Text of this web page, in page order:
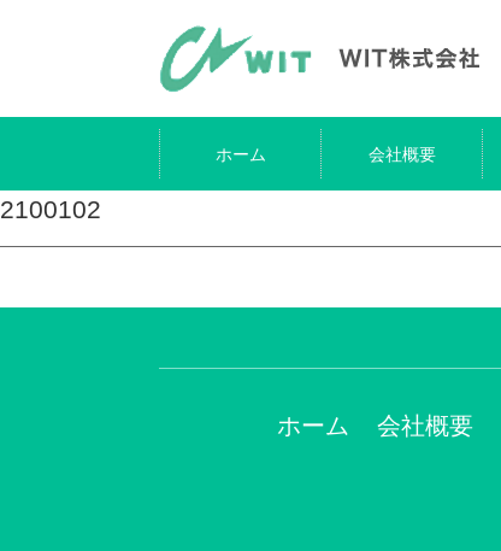
ホーム 会社概要
2100102
ホーム 会社概要